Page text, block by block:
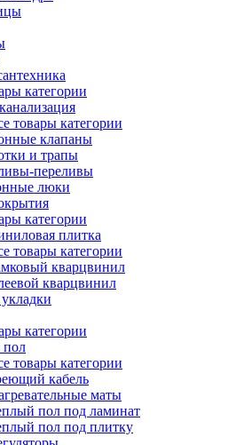
категории
товары категории
клапаны
и трапы
переливы
люки
категории
плитка
товары категории
кварцвинил
кварцвинил
категории
товары категории
кабель
маты
пол под ламинат
пол под плитку